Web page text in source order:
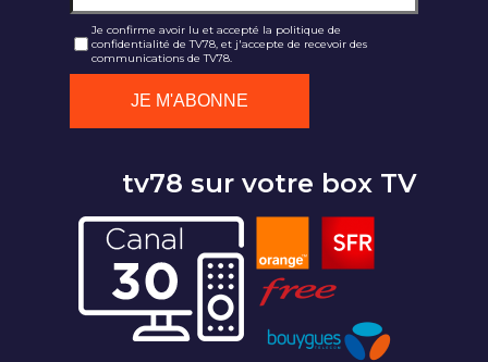
Je confirme avoir lu et accepté la politique de
confidentialité de TV78, et j'accepte de recevoir des
communications de TV78.
tv78 sur votre box TV